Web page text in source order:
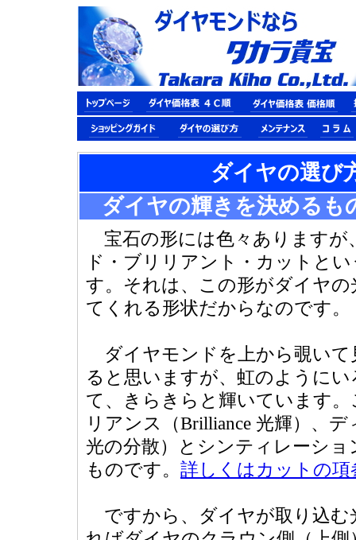
ダイヤの選
ダイヤの輝きを決めるも
宝石の形には色々ありますが
ド・ブリリアント・カットと
す。それは、この形がダイヤ
てくれる形状だからなのです。
ダイヤモンドを上から覗いて
ると思いますが、虹のように
て、きらきらと輝いています
リアンス（Brilliance 光輝）、
光の分散）とシンティレーショ
ものです。 詳しくはカットの項
ですから、ダイヤが取り込む